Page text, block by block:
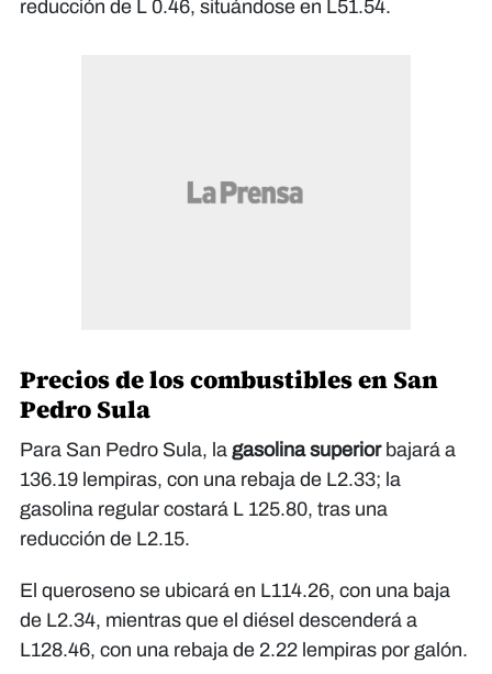
reducción de L 0.46, situándose en L51.54.
Precios de los combustibles en San
Pedro Sula
Para San Pedro Sula, la gasolina superior bajará a
136.19 lempiras, con una rebaja de L2.33; la
gasolina regular costará L 125.80, tras una
reducción de L2.15.
El queroseno se ubicará en L114.26, con una baja
de L2.34, mientras que el diésel descenderá a
L128.46, con una rebaja de 2.22 lempiras por galón.